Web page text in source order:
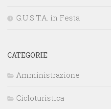
G.U.S.T.A. in Festa
CATEGORIE
Amministrazione
Cicloturistica